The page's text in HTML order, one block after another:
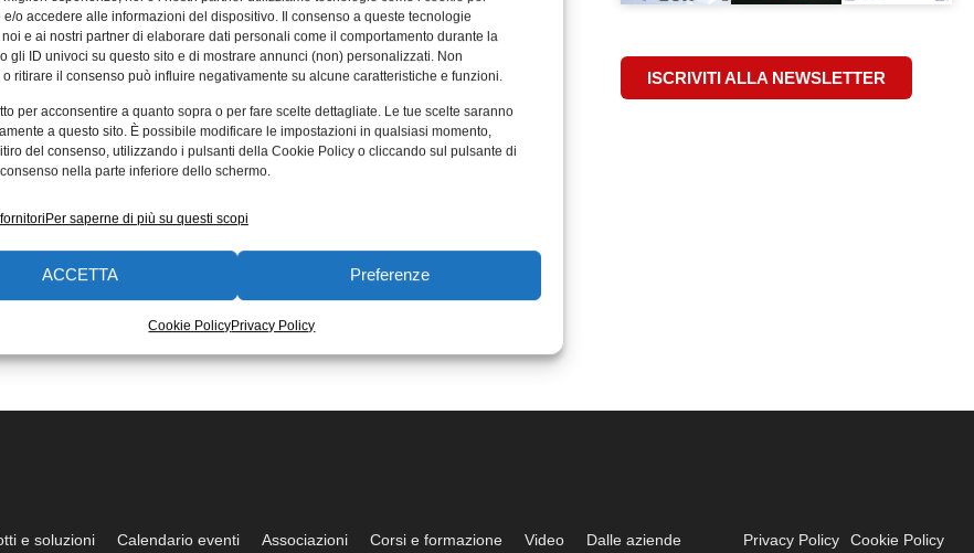
e/o accedere alle informazioni del dispositivo. Il consenso a queste tecnologie
e ai nostri partner di elaborare dati personali come il comportamento durante la
gli ID univoci su questo sito e di mostrare annunci (non) personalizzati. Non
ritirare il consenso può influire negativamente su alcune caratteristiche e funzioni.
per acconsentire a quanto sopra o per fare scelte dettagliate. Le tue scelte saranno
a questo sito. È possibile modificare le impostazioni in qualsiasi momento,
del consenso, utilizzando i pulsanti della Cookie Policy o cliccando sul pulsante di
nella parte inferiore dello schermo.
Per saperne di più su questi scopi
ACCETTA Preferenze
Cookie PolicyPrivacy Policy
ISCRIVITI ALLA NEWSLETTER
e soluzioni Calendario eventi Associazioni Corsi e formazione Video Dalle aziende Privacy Policy Cookie Policy